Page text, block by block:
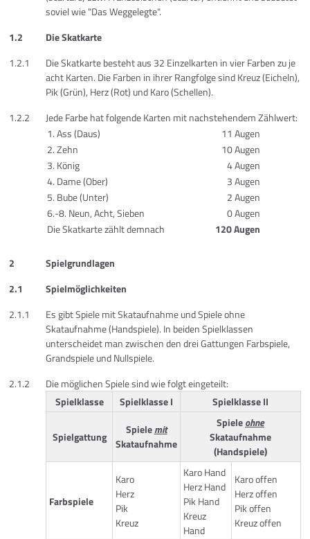
soviel wie "Das Weggelegte".
1.2
Die Skatkarte
1.2.1
Die Skatkarte besteht aus 32 Einzelkarten in vier Farben zu je
acht Karten. Die Farben in ihrer Rangfolge sind Kreuz (Eicheln),
Pik (Grün), Herz (Rot) und Karo (Schellen).
1.2.2
Jede Farbe hat folgende Karten mit nachstehendem Zählwert:
1. Ass (Daus)
11 Augen
2. Zehn
10 Augen
3. König
4 Augen
4. Dame (Ober)
3 Augen
5. Bube (Unter)
2 Augen
6.-8. Neun, Acht, Sieben
0 Augen
Die Skatkarte zählt demnach
120 Augen
2
Spielgrundlagen
2.1
Spielmöglichkeiten
2.1.1
Es gibt Spiele mit Skataufnahme und Spiele ohne
Skataufnahme (Handspiele). In beiden Spielklassen
unterscheidet man zwischen den drei Gattungen Farbspiele,
Grandspiele und Nullspiele.
2.1.2
Die möglichen Spiele sind wie folgt eingeteilt:
Spielklasse
Spielklasse I Spielklasse II
Spielgattung
Spielemit
Skataufnahme
Spieleohne
Skataufnahme
(Handspiele)
Farbspiele
Karo
Herz
Pik
Kreuz
Karo Hand
Herz Hand
Pik Hand
Kreuz
Hand
Karo offen
Herz offen
Pik offen
Kreuz offen